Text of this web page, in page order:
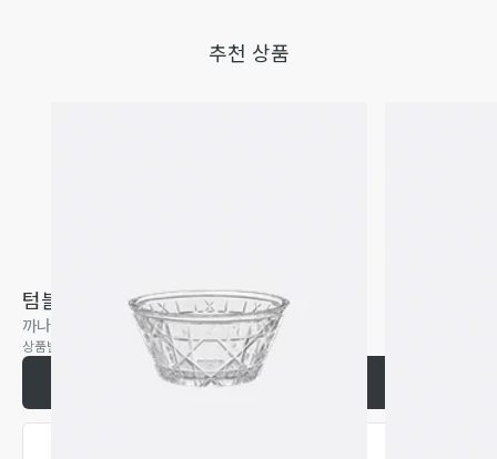
텀블러
까나쥬, 투명
상품번호 HYK01TAM0U_C999
장바구니에 추가하기
추천 상품